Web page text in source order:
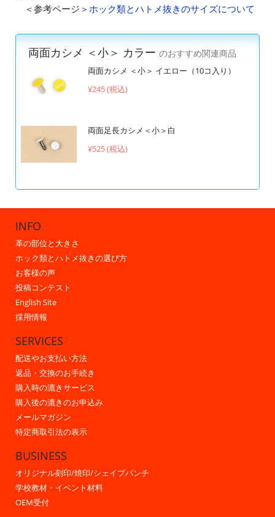
＜参考ページ＞ ホック類とハトメ抜きのサイズについて
両面カシメ ＜小＞ カラー のおすすめ関連商品
両面カシメ ＜小＞ イエロー（10コ入り）
¥245 (税込)
両面足長カシメ＜小＞白
¥525 (税込)
INFO
革の部位と大きさ
ホック類とハトメ抜きの選び方
お客様の声
投稿コンテスト
English Site
採用情報
SERVICES
配送やお支払い方法
返品・交換のお手続き
購入時の漉きサービス
購入後の漉きのお申込み
メールマガジン
特定商取引法の表示
BUSINESS
オリジナル刻印/焼印/シェイプパンチ
学校教材・イベント材料
OEM受付